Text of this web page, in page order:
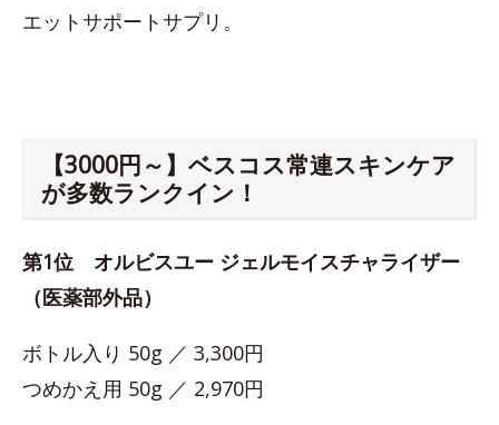
エットサポートサプリ。
【3000円～】ベスコス常連スキンケア
が多数ランクイン！
第1位 オルビスユー ジェルモイスチャライザー
（医薬部外品）
ボトル入り 50g ／ 3,300円
つめかえ用 50g ／ 2,970円